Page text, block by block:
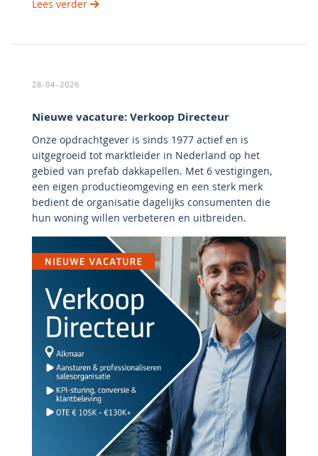
Lees verder
28-04-2026
Nieuwe vacature: Verkoop Directeur
Onze opdrachtgever is sinds 1977 actief en is
uitgegroeid tot marktleider in Nederland op het
gebied van prefab dakkapellen. Met 6 vestigingen,
een eigen productieomgeving en een sterk merk
bedient de organisatie dagelijks consumenten die
hun woning willen verbeteren en uitbreiden.